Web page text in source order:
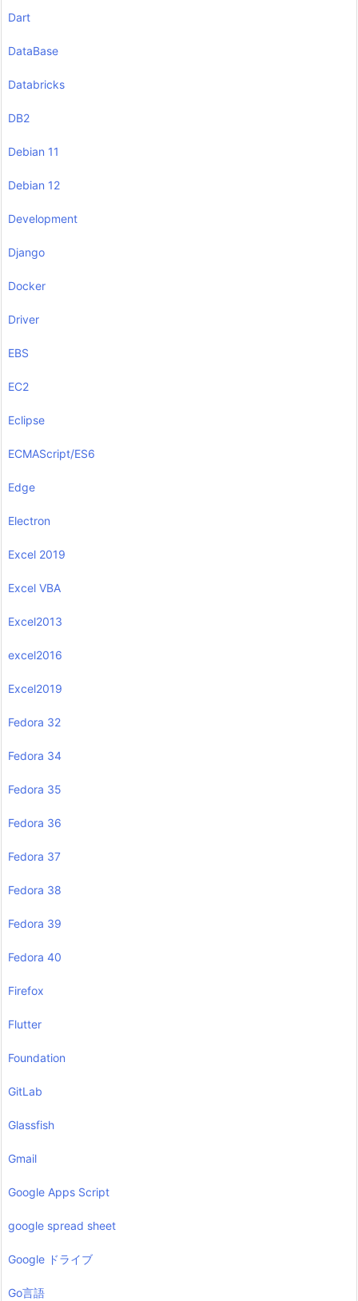
Dart
DataBase
Databricks
DB2
Debian 11
Debian 12
Development
Django
Docker
Driver
EBS
EC2
Eclipse
ECMAScript/ES6
Edge
Electron
Excel 2019
Excel VBA
Excel2013
excel2016
Excel2019
Fedora 32
Fedora 34
Fedora 35
Fedora 36
Fedora 37
Fedora 38
Fedora 39
Fedora 40
Firefox
Flutter
Foundation
GitLab
Glassfish
Gmail
Google Apps Script
google spread sheet
Google ドライブ
Go言語